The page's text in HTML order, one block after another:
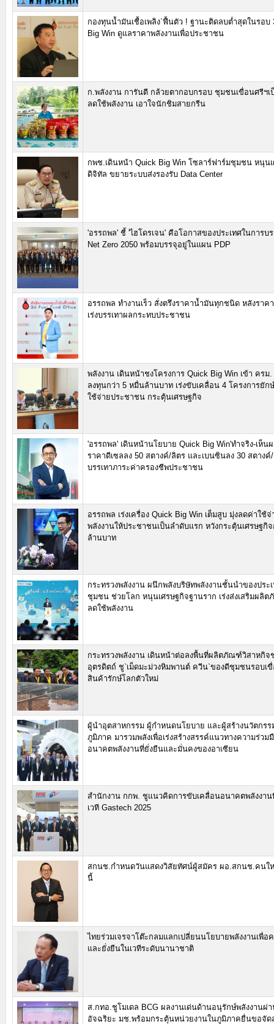
กองทุนน้ำมันเชื้อเพลิง`ฟื้นตัว ! ฐานะติดลบต่ำสุดในรอบ
Big Win ดูแลราคาพลังงานเพื่อประชาชน
ก.พลังงาน การันตี กล้วยตากอบกรอบ ชุมชนเขื่อนศรีฯ
ลดใช้พลังงาน เอาใจนักชิมสายกรีน
กพช.เดินหน้า Quick Big Win โซลาร์ฟาร์มชุมชน หนุน
ดิจิทัล ขยายระบบส่งรองรับ Data Center
'อรรถพล' ชี้ 'ไฮโดรเจน' คือโอกาสของประเทศในการบ
Net Zero 2050 พร้อมบรรจุอยู่ในแผน PDP
อรรถพล ทำงานเร็ว สั่งตรึงราคาน้ำมันทุกชนิด หลังราค
เร่งบรรเทาผลกระทบประชาชน
พลังงาน เดินหน้าชงโครงการ Quick Big Win เข้า ครม.
ลงทุนกว่า 5 หมื่นล้านบาท เร่งขับเคลื่อน 4 โครงการยัก
ใช้จ่ายประชาชน กระตุ้นเศรษฐกิจ
'อรรถพล' เดินหน้านโยบาย Quick Big Win'ทำจริง-เห็น
ราคาดีเซลลง 50 สตางค์/ลิตร และเบนซินลง 30 สตางค์
บรรเทาภาระค่าครองชีพประชาชน
อรรถพล เร่งเครื่อง Quick Big Win เต็มสูบ มุ่งลดค่าใช้
พลังงานให้ประชาชนเป็นลำดับแรก หวังกระตุ้นเศรษฐกิจ
ล้านบาท
กระทรวงพลังงาน ผนึกพลังบริษัทพลังงานชั้นนำของประ
ชุมชน ช่วยโลก หนุนเศรษฐกิจฐานราก เร่งส่งเสริมผลิ
ลดใช้พลังงาน
กระทรวงพลังงาน เดินหน้าต่อลงพื้นที่ผลิตภัณฑ์วิสาหกิ
อุตรดิตถ์ ชู`เม็ดมะม่วงหิมพานต์ ควีน`ของดีชุมชนรอบเ
สินค้ารักษ์โลกตัวใหม่
ผู้นำอุตสาหกรรม ผู้กำหนดนโยบาย และผู้สร้างนวัตกรร
ภูมิภาค มารวมพลังเพื่อเร่งสร้างสรรค์แนวทางความร่ว
อนาคตพลังงานที่ยั่งยืนและมั่นคงของอาเซียน
สำนักงาน กกพ. ชูแนวคิดการขับเคลื่อนอนาคตพลังงาน
เวที Gastech 2025
สกนช.กำหนดวันแสดงวิสัยทัศน์ผู้สมัคร ผอ.สกนช.คนใ
นี้
ไทยร่วมเจรจาโต๊ะกลมแลกเปลี่ยนนโยบายพลังงานเพื่อ
และยั่งยืนในเวทีระดับนานาชาติ
ส.กทอ.ชูโมเดล BCG ผลงานเด่นด้านอนุรักษ์พลังงานผ่
อัจฉริยะ มช.พร้อมกระตุ้นหน่วยงานในภูมิภาคยื่นขอจัด